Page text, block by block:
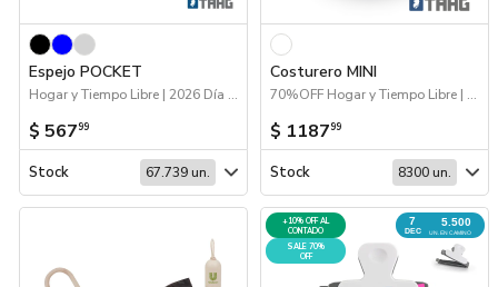
Marcas
Catálogos
Sé partner
Espejo POCKET
Hogar y Tiempo Libre | 2026 Día de la Niñez | 70%OFF Hogar y Tiempo Libre
$ 56799
Stock 67.739 un.
Costurero MINI
70%OFF Hogar y Tiempo Libre | Hogar y Tiempo Libre
$ 118799
Stock 8300 un.
7
DEC
5.500
UN. EN CAMINO
+10% OFF AL
CONTADO
SALE 70%
OFF